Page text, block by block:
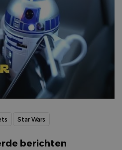
Star Wars
berichten